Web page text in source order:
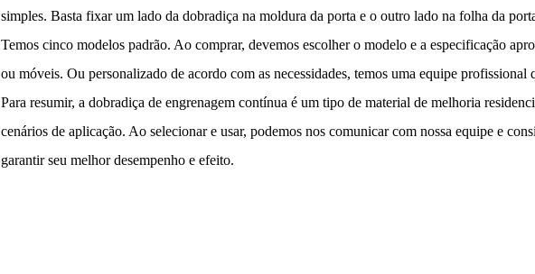
simples. Basta fixar um lado da dobradiça na moldura da porta e o outro lado na folha da
Temos cinco modelos padrão. Ao comprar, devemos escolher o modelo e a especificação
ou móveis. Ou personalizado de acordo com as necessidades, temos uma equipe
Para resumir, a dobradiça de engrenagem contínua é um tipo de material de melhoria
cenários de aplicação. Ao selecionar e usar, podemos nos comunicar com nossa equipe e
garantir seu melhor desempenho e efeito.